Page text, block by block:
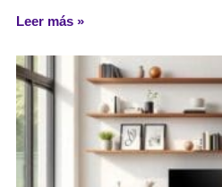
Leer más »